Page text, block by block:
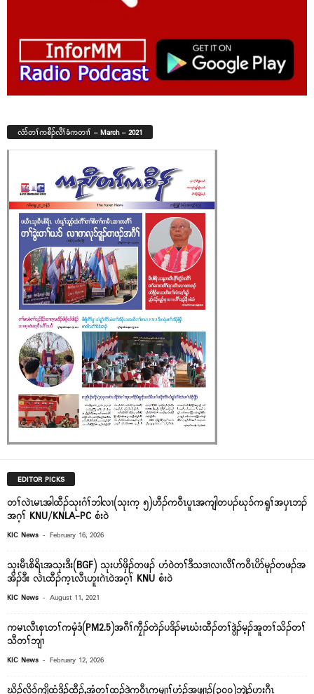
လံာ်တၢ်ကစီၣ်လီၢ်ခံကတၢၢ် – March – 2021
EDITOR PICKS
တၢ်လဲၤမၤအါထီၣ်သုးဂံၢ်ဘါလၢ(သုးက့ ၅)ဟီၣ်ကဝီၤပူၤအကျါတပၣ်ဃုၥ်ကရူၢ်အပှၤဘၣ်
အဂ့ၢ် KNU/KNLA-PC စံးဝဲ
KIC News - February 16, 2026
သုးမီၤစိရိၤအသုးဒီး(BGF) သုးပာ်ဖှိၣ်တဖၣ် ဟံ၀ဲတၢ်ဒီသဒၢလၢလီၢ်က၀ီၤပိာ်မုၣ်တဖၣ်အ
အိၣ်ဒီး လဲၤထီၣ်က့ၤလီၤဟူးဂဲၤ၀ဲအဂ့ၢ် KNU စံး၀ဲ
KIC News - August 11, 2021
ကမၤလီၤစှၤတၢ်ကမှံဒံ(PM2.5)အဂီၢ်ကၠီၣ်တဲၣ်ပဒိၣ်မၤဃံးထီၣ်တၢ်ဒွဲၣ်မ့ၣ်အူတၢ်သိၣ်တၢ်
သီတၢ်ဘျၢ
KIC News - February 12, 2026
ဃိၣ်လိၥ်ကျိထံဒိၣ်ထီၣ်,အံတူၢ်ထၣ်ဒဲကဝီၤကမျၢၢ်ဟံၣ်အဖျၢၣ်(၃၀၀)ဘျဲၣ်ဟးဂီၤ